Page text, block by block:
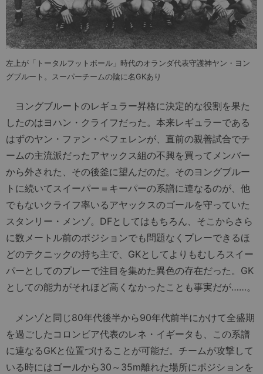
左上が「トータルフットボール」時代のオランダ代表守護神ヤン・ヨン
グブルート。スーパーチームの陰に名GKあり
ヨングブルートのレギュラー昇格に決定的な役割を果た
したのはヨハン・クライフだった。本来レギュラーである
はずのヤン・ファン・ベフェレンが、直前の親善試合でチ
ームの主流派だったアヤックス組の不興を買ってメンバー
から外された、その後釜に望んだのだ。そのヨングブルー
トに続いてスイーパー＝キーパーの系譜に連なるのが、他
でもないクライフ率いるアヤックスのゴールを守っていた
スタンリー・メンゾ。DFとしてはもちろん、そこからさら
に数メートル前のポジションでも問題なくプレーできるほ
どのテクニックの持ち主で、GKとしてよりもむしろスイー
パーとしてのプレーで注目を集めた異色の存在だった。GK
としての能力がそれほど高くなかったことも事実だが……。
メンゾと同じ80年代後半から90年代前半にかけて全盛期
を過ごしたコロンビア代表のレネ・イギータも、この系譜
に連なるGKと位置づけることが可能だ。チームが攻撃して
いる時にはゴールから30～35m離れた場所にポジションを